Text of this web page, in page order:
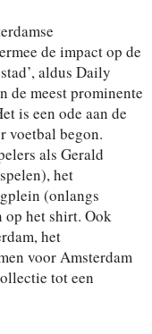
de impact op de
aldus Daily
de meest prominente
is een ode aan de
voetbal begon.
als Gerald
het
(onlangs
op het shirt. Ook
het
voor Amsterdam
tot een